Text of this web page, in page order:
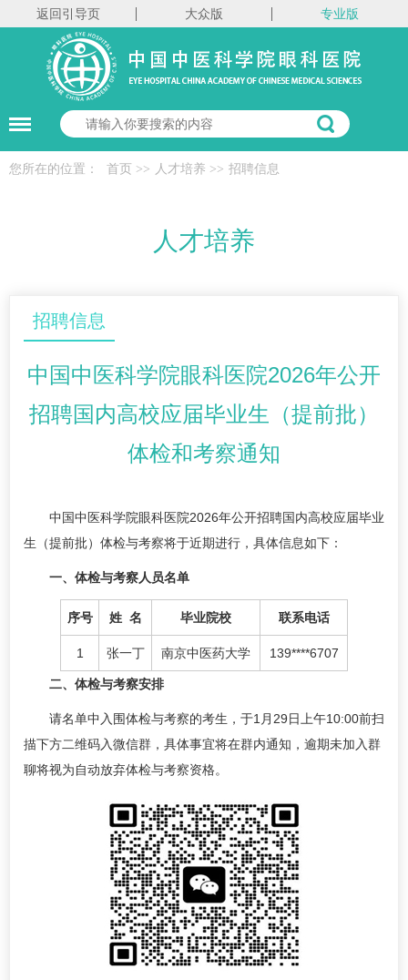
返回引导页 大众版 专业版
您所在的位置： 首页 >> 人才培养 >> 招聘信息
人才培养
招聘信息
中国中医科学院眼科医院2026年公开
招聘国内高校应届毕业生（提前批）
体检和考察通知
中国中医科学院眼科医院2026年公开招聘国内高校应届毕业
生（提前批）体检与考察将于近期进行，具体信息如下：
一、体检与考察人员名单
序号 姓 名 毕业院校 联系电话
1 张一丁 南京中医药大学 139****6707
二、体检与考察安排
请名单中入围体检与考察的考生，于1月29日上午10:00前扫
描下方二维码入微信群，具体事宜将在群内通知，逾期未加入群
聊将视为自动放弃体检与考察资格。